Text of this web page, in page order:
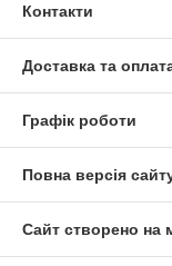
Контакти
Доставка та
Графік роботи
Повна версія
Сайт створено на